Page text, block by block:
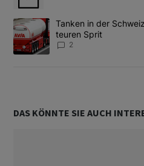
Ein Trendartikel mit dem Titel
Tanken in der
teuren Sprit
2
DAS KÖNNTE SIE AUCH